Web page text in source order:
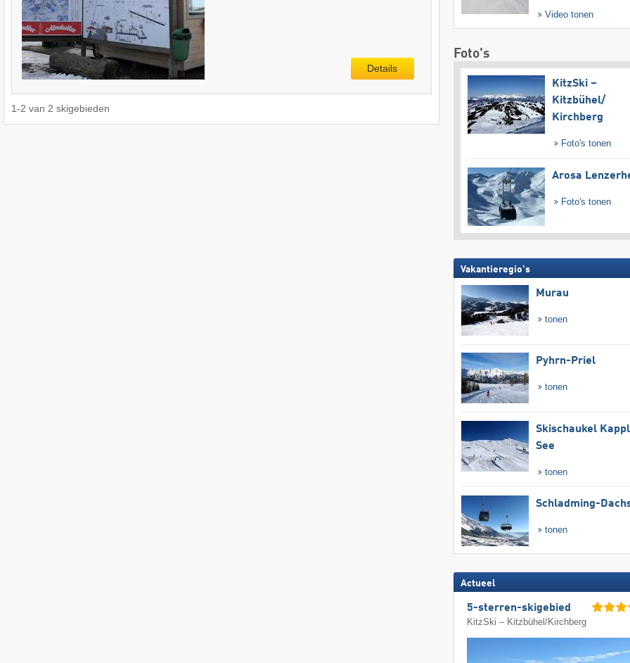
Details
1-2 van 2 skigebieden
Video tonen
Foto's
KitzSki –
Kitzbühel/​
Kirchberg
Foto's tonen
Arosa
Foto's tonen
Vakantieregio's
Murau
tonen
Pyhrn-Priel
tonen
Skischaukel
See
tonen
Schladming-
tonen
Actueel
5-sterren-skigebied
KitzSki – Kitzbühel/​Kirchberg